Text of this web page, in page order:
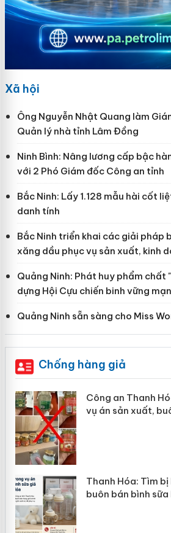
Xã hội
Ông Nguyễn Nhật Quang làm
Quản lý nhà tỉnh Lâm Đồng
Ninh Bình: Nâng lương cấp bậc
với 2 Phó Giám đốc Công an tỉnh
Bắc Ninh: Lấy 1.128 mẫu hài cốt
danh tính
Bắc Ninh triển khai các giải pháp
xăng dầu phục vụ sản xuất, kinh
Quảng Ninh: Phát huy phẩm chất
dựng Hội Cựu chiến binh vững
Quảng Ninh sẵn sàng cho Miss
Chống hàng giả
hại trong
yến sào giả
vụ án
giả
Lào
mại
Hưng
hàng